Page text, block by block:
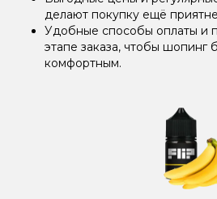
делают покупку ещё
Удобные способы оплаты и
этапе заказа, чтобы шопинг
комфортным.